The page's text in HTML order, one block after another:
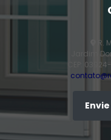
Vidro multilaminado
Vidro triplo acústico
R.
Jardim
CEP: